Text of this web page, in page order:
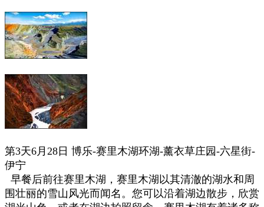
第3天6月28日 博乐-赛里木湖环湖-薰衣草庄园-六星街-
伊宁
早餐后前往赛里木湖，赛里木湖以其清澈的湖水和周
围壮丽的雪山风光而闻名。您可以沿着湖边散步，欣赏